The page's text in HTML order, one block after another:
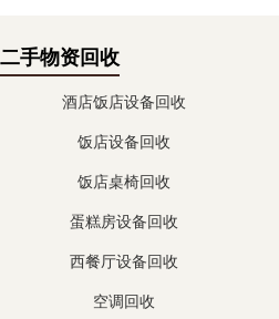
二手物资回收
酒店饭店设备回收
饭店设备回收
饭店桌椅回收
蛋糕房设备回收
西餐厅设备回收
空调回收